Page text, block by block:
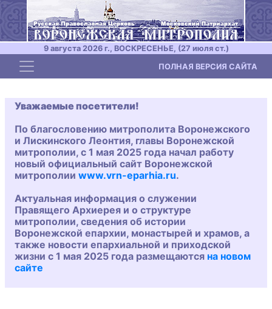
9 августа 2026 г., ВОСКРЕСЕНЬЕ, (27 июля ст.)
Toggle navigation ПОЛНАЯ ВЕРСИЯ САЙТА
Уважаемые посетители!
По благословению митрополита Воронежского
и Лискинского Леонтия, главы Воронежской
митрополии, с 1 мая 2025 года начал работу
новый официальный сайт Воронежской
митрополии www.vrn-eparhia.ru.
Актуальная информация о служении
Правящего Архиерея и о структуре
митрополии, сведения об истории
Воронежской епархии, монастырей и храмов, а
также новости епархиальной и приходской
жизни с 1 мая 2025 года размещаются на новом
сайте